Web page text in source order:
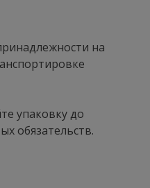
на
упаковку до
обязательств.